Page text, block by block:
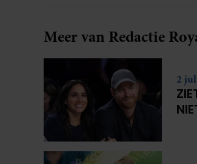
Meer van Redactie
2